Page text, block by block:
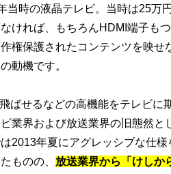
当時の液晶テレビ。当時は25万
ければ、もちろんHDMI端子も
権保護されたコンテンツを映せ
動機です。
ばせるなどの高機能をテレビに
業界および放送業界の旧態然と
2013年夏にアグレッシブな仕様
ものの、 放送業界から「けしか